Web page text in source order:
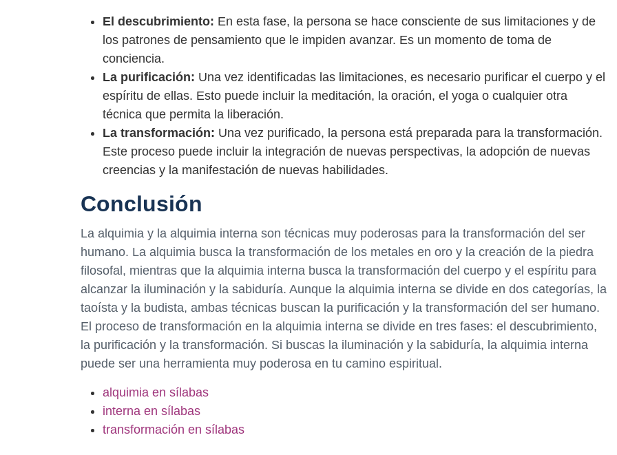
El descubrimiento: En esta fase, la persona se hace consciente de sus limitaciones y de
los patrones de pensamiento que le impiden avanzar. Es un momento de toma de
conciencia.
La purificación: Una vez identificadas las limitaciones, es necesario purificar el cuerpo y el
espíritu de ellas. Esto puede incluir la meditación, la oración, el yoga o cualquier otra
técnica que permita la liberación.
La transformación: Una vez purificado, la persona está preparada para la transformación.
Este proceso puede incluir la integración de nuevas perspectivas, la adopción de nuevas
creencias y la manifestación de nuevas habilidades.
Conclusión
La alquimia y la alquimia interna son técnicas muy poderosas para la transformación del ser
humano. La alquimia busca la transformación de los metales en oro y la creación de la piedra
filosofal, mientras que la alquimia interna busca la transformación del cuerpo y el espíritu para
alcanzar la iluminación y la sabiduría. Aunque la alquimia interna se divide en dos categorías, la
taoísta y la budista, ambas técnicas buscan la purificación y la transformación del ser humano.
El proceso de transformación en la alquimia interna se divide en tres fases: el descubrimiento,
la purificación y la transformación. Si buscas la iluminación y la sabiduría, la alquimia interna
puede ser una herramienta muy poderosa en tu camino espiritual.
alquimia en sílabas
interna en sílabas
transformación en sílabas